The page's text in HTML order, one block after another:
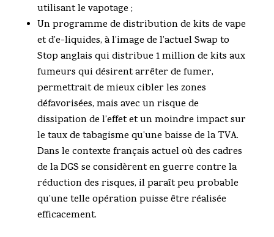
utilisant le vapotage ;
Un programme de distribution de kits de vape
et d’e-liquides, à l’image de l’actuel Swap to
Stop anglais qui distribue 1 million de kits aux
fumeurs qui désirent arrêter de fumer,
permettrait de mieux cibler les zones
défavorisées, mais avec un risque de
dissipation de l’effet et un moindre impact sur
le taux de tabagisme qu’une baisse de la TVA.
Dans le contexte français actuel où des cadres
de la DGS se considèrent en guerre contre la
réduction des risques, il paraît peu probable
qu’une telle opération puisse être réalisée
efficacement.